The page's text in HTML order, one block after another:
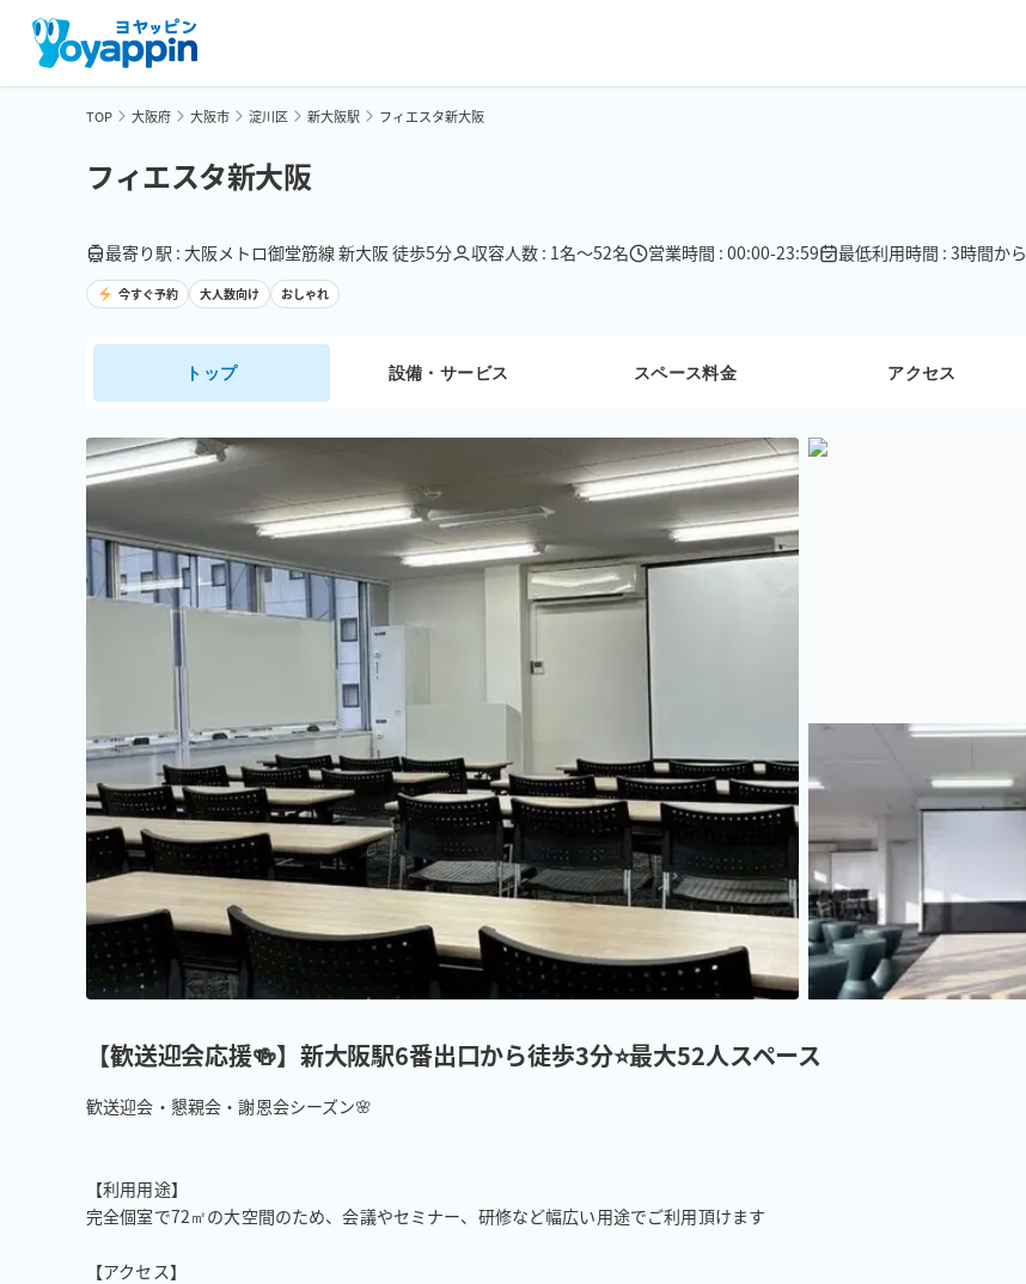
TOP 大阪府 大阪市 淀川区 新大阪駅 フィエスタ新大阪
フィエスタ新大阪
最寄り駅 : 大阪メトロ御堂筋線 新大阪 徒歩5分 収容人数 : 1名〜52名 営業時間 : 00:00-23:59 最低利用時間 : 3時間から
今すぐ予約 大人数向け おしゃれ
トップ 設備・サービス スペース料金 アクセス
【歓送迎会応援🍻】新大阪駅6番出口から徒歩3分⭐最大52人スペース
歓送迎会・懇親会・謝恩会シーズン🌸
【利用用途】
完全個室で72㎡の大空間のため、会議やセミナー、研修など幅広い用途でご利用頂けます
【アクセス】